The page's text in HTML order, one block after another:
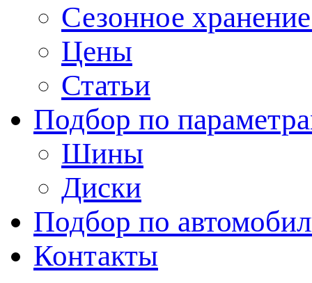
Сезонное
Цены
Статьи
Подбор по
Шины
Диски
Подбор по
Контакты